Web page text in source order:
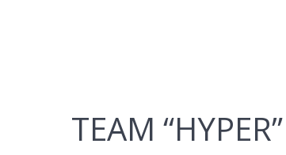
TEAM